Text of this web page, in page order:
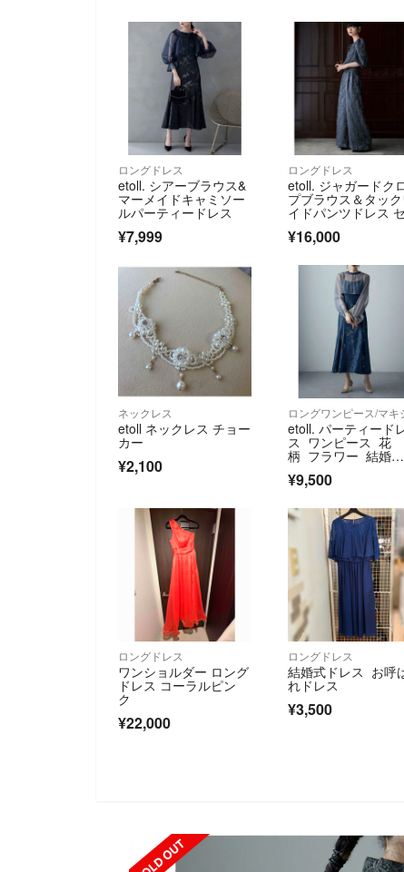
ロングドレス
etoll. シアーブラウス&
マーメイドキャミソー
ルパーティードレス
¥7,999
ロングドレス
etoll. ジャガードク
プブラウス＆タッ
イドパンツドレス
トアップ
¥16,000
ネックレス
etoll ネックレス チョー
カー
¥2,100
etoll. パーティード
ス ワンピース 花
柄 フラワー 結婚
¥9,500
ロングドレス
ワンショルダー ロング
ドレス コーラルピン
ク
¥22,000
ロングドレス
結婚式ドレス お呼
れドレス
¥3,500